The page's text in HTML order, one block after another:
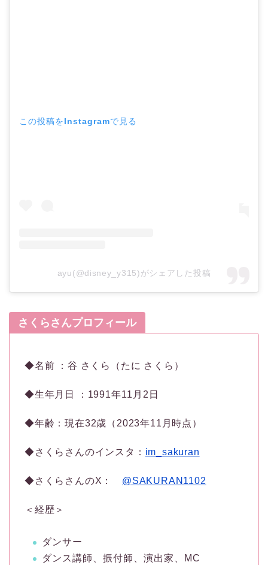
この投稿をInstagramで見る
ayu(@disney_y315)がシェアした投稿
さくらさんプロフィール
◆名前 ：谷 さくら（たに さくら）
◆生年月日 ：1991年11月2日
◆年齢：現在32歳（2023年11月時点）
◆さくらさんのインスタ： im_sakuran
◆さくらさんのX： @SAKURAN1102
＜経歴＞
ダンサー
ダンス講師、振付師、演出家、MC